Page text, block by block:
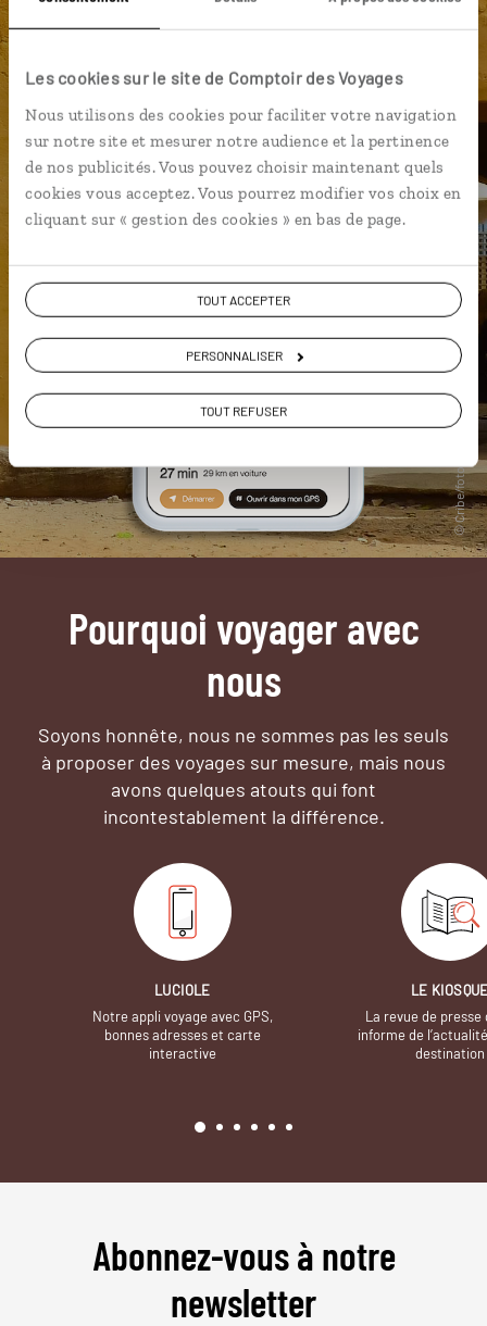
Les cookies sur le site de Comptoir des Voyages
Nous utilisons des cookies pour faciliter votre navigation
sur notre site et mesurer notre audience et la pertinence
de nos publicités. Vous pouvez choisir maintenant quels
cookies vous acceptez. Vous pourrez modifier vos choix en
cliquant sur « gestion des cookies » en bas de page.
TOUT ACCEPTER
PERSONNALISER
TOUT REFUSER
Pourquoi voyager avec
nous
Soyons honnête, nous ne sommes pas les seuls
à proposer des voyages sur mesure, mais nous
avons quelques atouts qui font
incontestablement la différence.
LUCIOLE
Notre appli voyage avec GPS,
bonnes adresses et carte
interactive
LE
La revue de presse
informe de
destination
Abonnez-vous à notre
newsletter